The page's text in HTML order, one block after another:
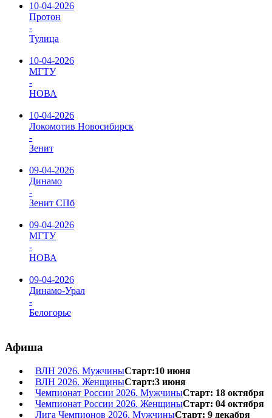
10-04-2026
Протон
-
Тулица
10-04-2026
МГТУ
-
НОВА
10-04-2026
Локомотив Новосибирск
-
Зенит
09-04-2026
Динамо
-
Зенит СПб
09-04-2026
МГТУ
-
НОВА
09-04-2026
Динамо-Урал
-
Белогорье
Афиша
ВЛН 2026. МужчиныСтарт:10 июня
ВЛН 2026. ЖенщиныСтарт:3 июня
Чемпионат России 2026. МужчиныСтарт: 18 октября
Чемпионат России 2026. ЖенщиныСтарт: 04 октября
Лига Чемпионов 2026. МужчиныСтарт: 9 декабря